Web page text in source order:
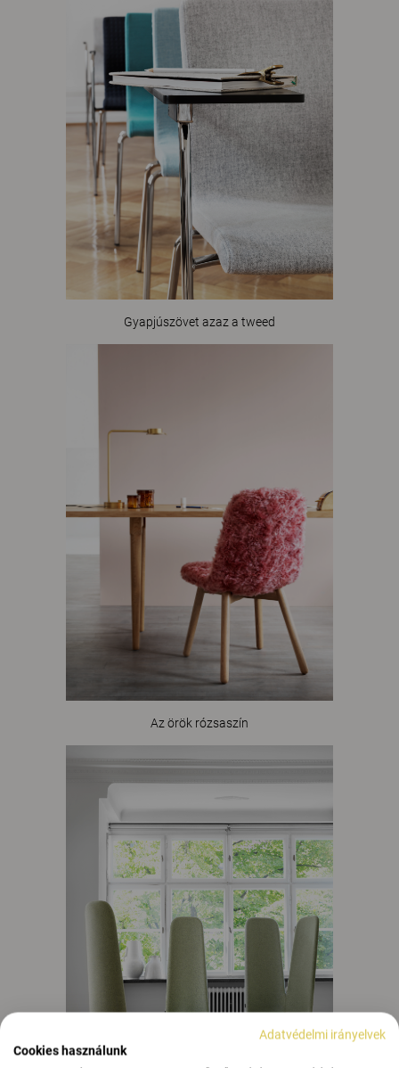
Gyapjúszövet azaz a tweed
Az örök rózsaszín
Adatvédelmi irányelvek
Cookies használunk